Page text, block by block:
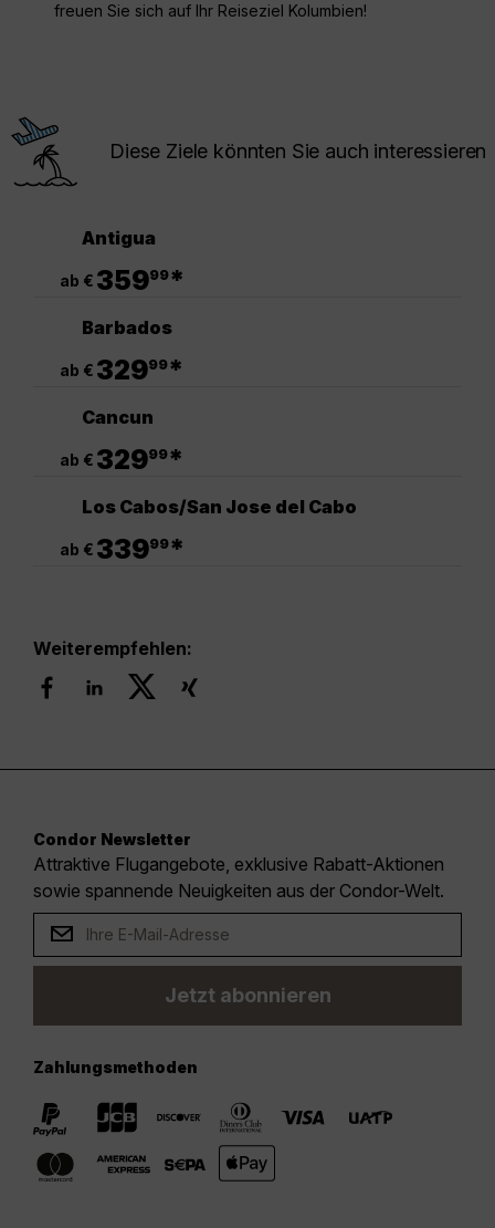
freuen Sie sich auf Ihr Reiseziel Kolumbien!
Diese Ziele könnten Sie auch interessieren
Antigua
ab € 35999*
Barbados
ab € 32999*
Cancun
ab € 32999*
Los Cabos/San Jose del Cabo
ab € 33999*
Weiterempfehlen:
Condor Newsletter
Attraktive Flugangebote, exklusive Rabatt-Aktionen
sowie spannende Neuigkeiten aus der Condor-Welt.
Jetzt abonnieren
Zahlungsmethoden